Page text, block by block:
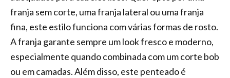
franja sem corte, uma franja lateral ou uma franja
fina, este estilo funciona com várias formas de rosto.
A franja garante sempre um look fresco e moderno,
especialmente quando combinada com um corte bob
ou em camadas. Além disso, este penteado é